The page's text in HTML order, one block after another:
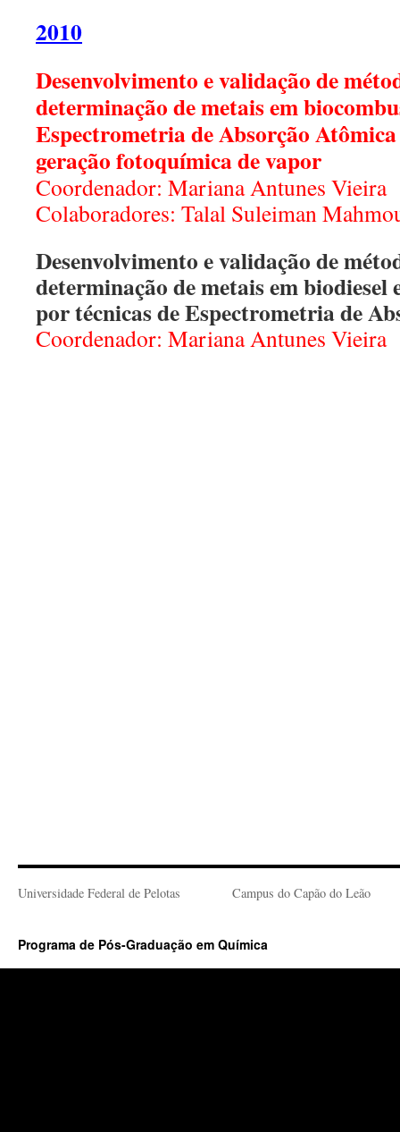
2010
Desenvolvimento e validação de
determinação de metais em
Espectrometria de Absorção
geração fotoquímica de vapor
Coordenador: Mariana Antunes Vieira
Colaboradores: Talal Suleiman
Desenvolvimento e validação de
determinação de metais em biodiesel
por técnicas de Espectrometria de
Coordenador: Mariana Antunes Vieira
Universidade Federal de Pelotas Campus do Capão do Leão
Programa de Pós-Graduação em Química